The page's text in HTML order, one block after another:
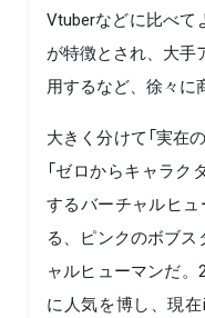
Vtuberなどに比べて
が特徴とされ、大手
用するなど、徐々に
大きく分けて「実在
「ゼロからキャラク
するバーチャルヒュ
る、ピンクのボブ
ャルヒューマンだ。
に人気を博し、現